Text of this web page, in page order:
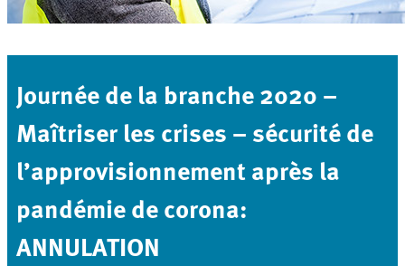
Journée de la branche 2020 –
Maîtriser les crises – sécurité de
l’approvisionnement après la
pandémie de corona:
ANNULATION